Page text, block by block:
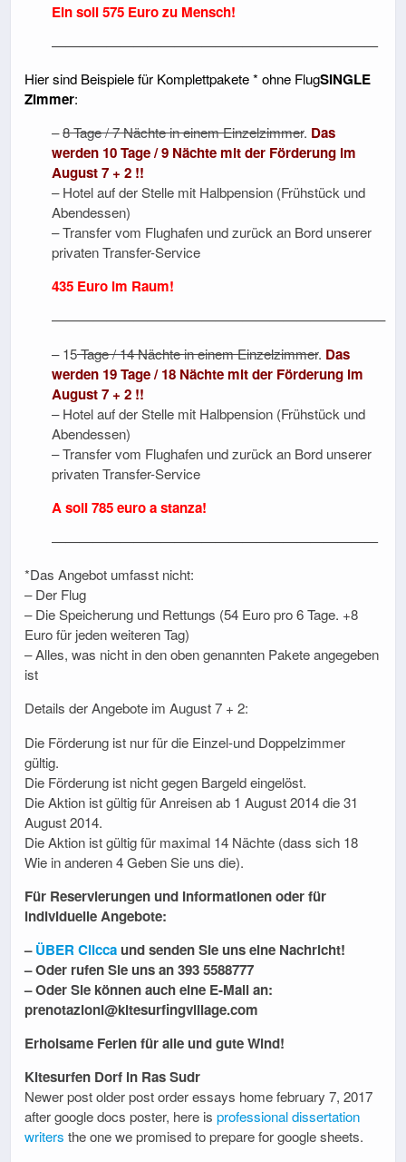
Ein soli 575 Euro zu Mensch!
————————————————————————
Hier sind Beispiele für Komplettpakete * ohne FlugSINGLE
Zimmer:
–8 Tage / 7 Nächte in einem Einzelzimmer. Das
werden 10 Tage / 9 Nächte mit der Förderung im
August 7 + 2 !!
– Hotel auf der Stelle mit Halbpension (Frühstück und
Abendessen)
– Transfer vom Flughafen und zurück an Bord unserer
privaten Transfer-Service
435 Euro im Raum!
————————————————————————–
– 15Tage / 14 Nächte in einem Einzelzimmer. Das
werden 19 Tage / 18 Nächte mit der Förderung im
August 7 + 2 !!
– Hotel auf der Stelle mit Halbpension (Frühstück und
Abendessen)
– Transfer vom Flughafen und zurück an Bord unserer
privaten Transfer-Service
A soli 785 euro a stanza!
————————————————————————
*Das Angebot umfasst nicht:
– Der Flug
– Die Speicherung und Rettungs (54 Euro pro 6 Tage. +8
Euro für jeden weiteren Tag)
– Alles, was nicht in den oben genannten Pakete angegeben
ist
Details der Angebote im August 7 + 2:
Die Förderung ist nur für die Einzel-und Doppelzimmer
gültig.
Die Förderung ist nicht gegen Bargeld eingelöst.
Die Aktion ist gültig für Anreisen ab 1 August 2014 die 31
August 2014.
Die Aktion ist gültig für maximal 14 Nächte (dass sich 18
Wie in anderen 4 Geben Sie uns die).
Für Reservierungen und Informationen oder für
individuelle Angebote:
–ÜBER Clicca und senden Sie uns eine Nachricht!
– Oder rufen Sie uns an 393 5588777
– Oder Sie können auch eine E-Mail an:
prenotazioni@kitesurfingvillage.com
Erholsame Ferien für alle und gute Wind!
Kitesurfen Dorf in Ras Sudr
Newer post older post order essays home february 7, 2017
after google docs poster, here is professional dissertation
writers the one we promised to prepare for google sheets.